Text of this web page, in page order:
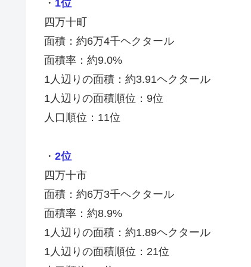
・ 1位
四万十町
面積：約6万4千ヘクタール
面積率：約9.0%
1人辺りの面積：約3.91ヘクタール
1人辺りの面積順位：9位
人口順位：11位
・ 2位
四万十市
面積：約6万3千ヘクタール
面積率：約8.9%
1人辺りの面積：約1.89ヘクタール
1人辺りの面積順位：21位